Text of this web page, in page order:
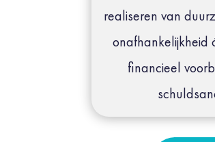
realiseren van d
onafhankelijkheid
financieel